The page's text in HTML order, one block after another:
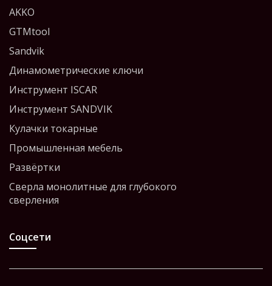
AKKO
GTMtool
Sandvik
Динамометрические ключи
Инструмент ISCAR
Инструмент SANDVIK
Кулачки токарные
Промышленная мебель
Развёртки
Сверла монолитные для глубокого
сверления
Соцсети